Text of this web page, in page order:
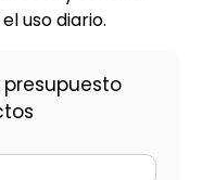
uso diario.